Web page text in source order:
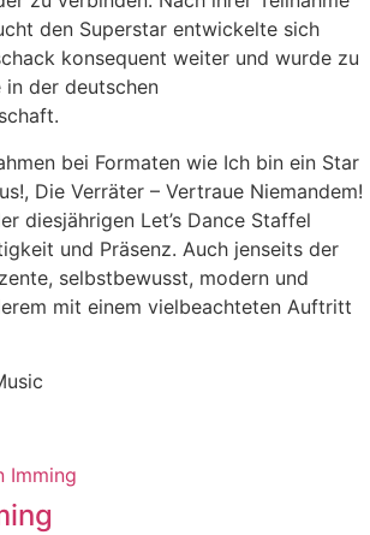
den Superstar entwickelte sich
konsequent weiter und wurde zu
der deutschen
bei Formaten wie Ich bin ein Star
Die Verräter – Vertraue Niemandem!
diesjährigen Let’s Dance Staffel
und Präsenz. Auch jenseits der
selbstbewusst, modern und
mit einem vielbeachteten Auftritt